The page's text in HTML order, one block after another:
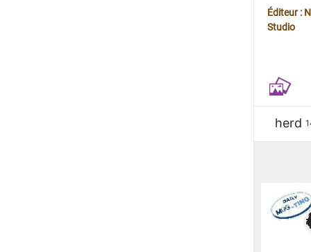
Éditeur :
Studio
herd